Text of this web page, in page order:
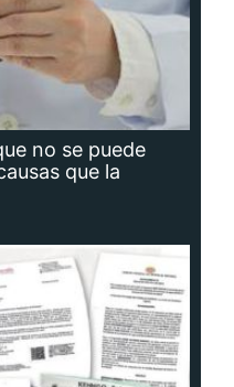
no se puede
que la